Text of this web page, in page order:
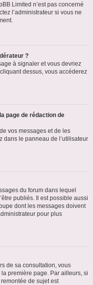
Limited n’est pas concerné
l’administrateur si vous ne
?
à signaler et vous devriez
dessus, vous accéderez
page de rédaction de
vos messages et de les
dans le panneau de l’utilisateur
du forum dans lequel
publiés. Il est possible aussi
dont les messages doivent
pour plus
de sa consultation, vous
première page. Par ailleurs, si
de sujet est